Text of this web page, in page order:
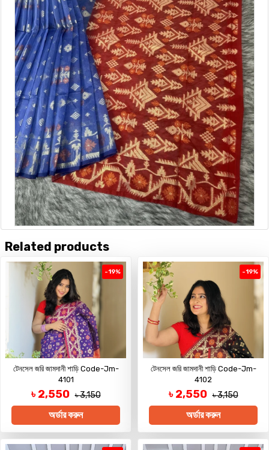
Related products
-19%
টেনসেল জরি জামদানী শাড়ি Code-Jm-
4101
৳ 2,550 ৳ 3,150
অর্ডার করুন
-19%
টেনসেল জরি জামদানী শাড়ি Code-Jm-
4102
৳ 2,550 ৳ 3,150
অর্ডার করুন